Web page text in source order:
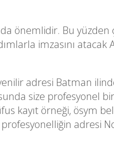
önemlidir. Bu yüzden
imzasını atacak
adresi Batman
size profesyonel
kayıt örneği, ösym
adresi